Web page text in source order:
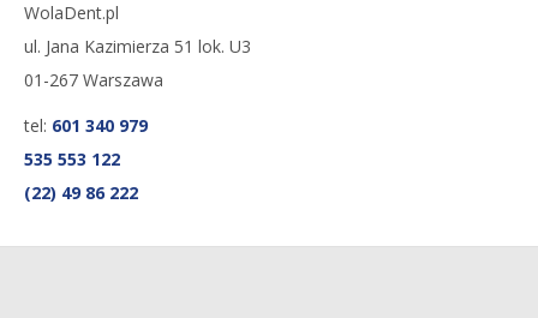
WolaDent.pl
ul. Jana Kazimierza 51 lok. U3
01-267 Warszawa
tel: 601 340 979
535 553 122
(22) 49 86 222